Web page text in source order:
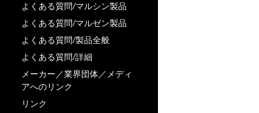
よくある質問/マルシン製品
よくある質問/マルゼン製品
よくある質問/製品全般
よくある質問/詳細
メーカー／業界団体／メディ
アへのリンク
リンク